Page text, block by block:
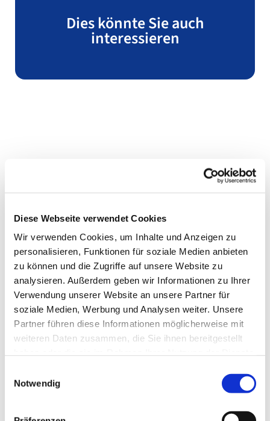
Diese Webseite verwendet Cookies
Wir verwenden Cookies, um Inhalte und Anzeigen zu
personalisieren, Funktionen für soziale Medien anbieten
zu können und die Zugriffe auf unsere Website zu
analysieren. Außerdem geben wir Informationen zu Ihrer
Verwendung unserer Website an unsere Partner für
soziale Medien, Werbung und Analysen weiter. Unsere
Partner führen diese Informationen möglicherweise mit
weiteren Daten zusammen, die Sie ihnen bereitgestellt
Notwendig
Dies könnte Sie auch
interessieren
Gemeindebrief